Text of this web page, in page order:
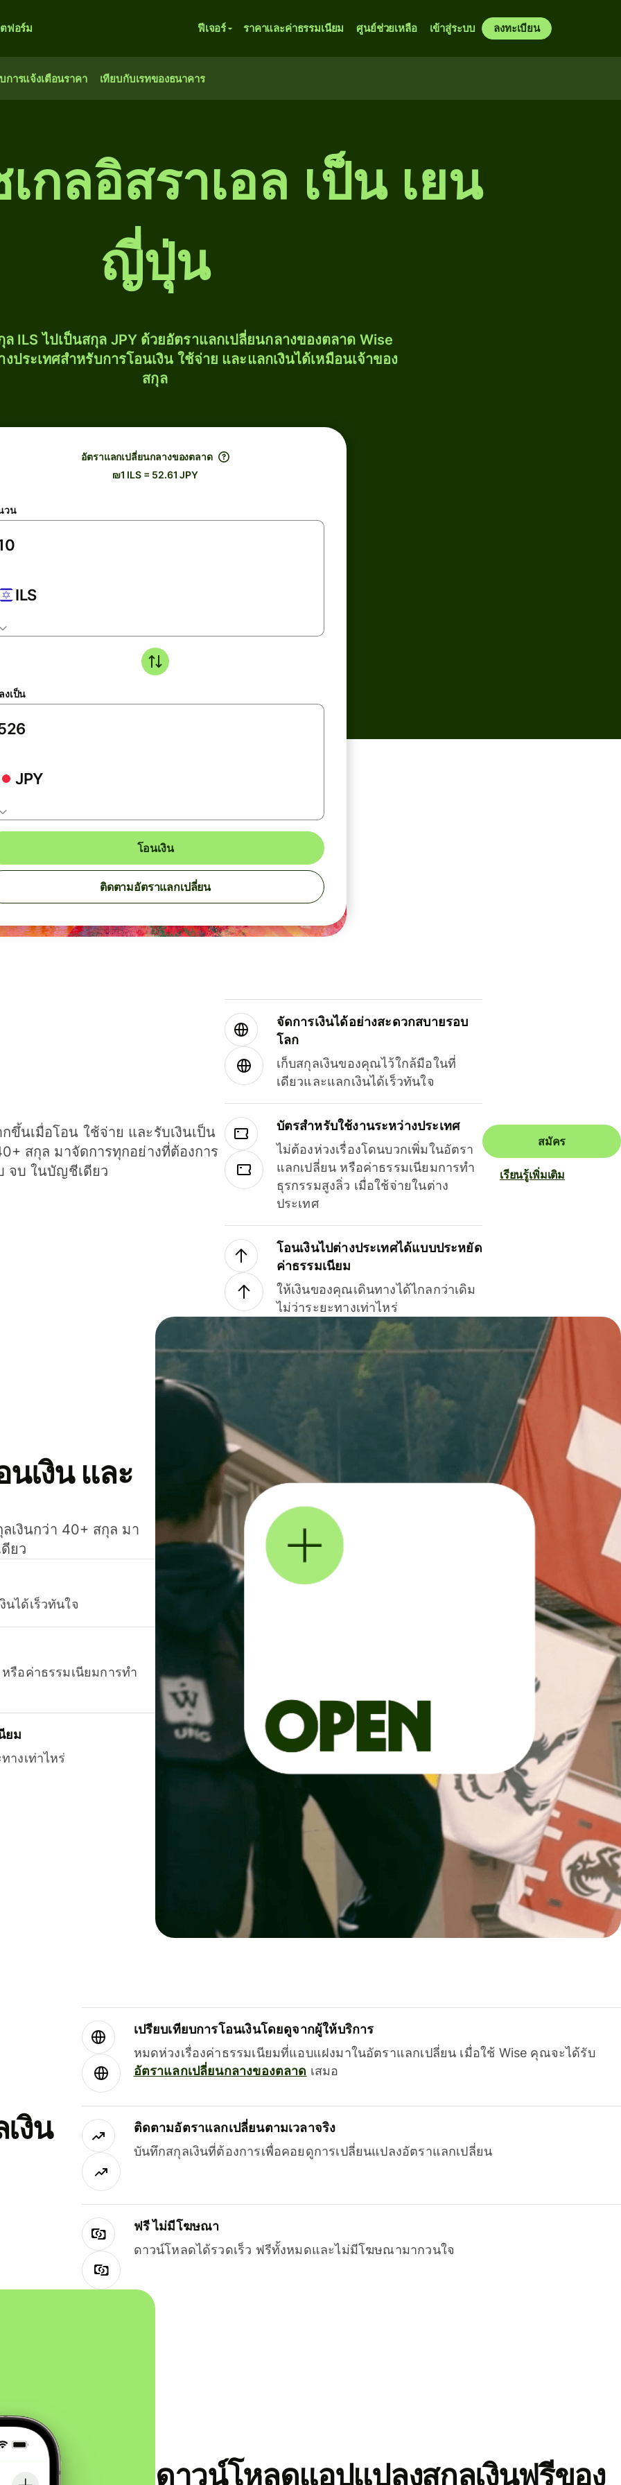
ฟอร์ม ฟีเจอร์ ราคาและค่าธรรมเนียม ศูนย์ช่วยเหลือ เข้าสู่ระบบ ลงทะเบียน
การแจ้งเตือนราคา เทียบกับเรทของธนาคาร
กลอิสราเอล เป็น เยน
ญี่ปุ่น
ล ILS ไปเป็นสกุล JPY ด้วยอัตราแลกเปลี่ยนกลางของตลาด Wise
ประเทศสำหรับการโอนเงิน ใช้จ่าย และแลกเงินได้เหมือนเจ้าของ
สกุล
อัตราแลกเปลี่ยนกลางของตลาด
₪1 ILS = 52.61 JPY
วน
ILS
งเป็น
JPY
โอนเงิน
ติดตามอัตราแลกเปลี่ยน
ขึ้นเมื่อโอน ใช้จ่าย และรับเงินเป็น
สกุล มาจัดการทุกอย่างที่ต้องการ
จบ ในบัญชีเดียว
จัดการเงินได้อย่างสะดวกสบายรอบ
โลก
เก็บสกุลเงินของคุณไว้ใกล้มือในที่
เดียวและแลกเงินได้เร็วทันใจ
บัตรสำหรับใช้งานระหว่างประเทศ
ไม่ต้องห่วงเรื่องโดนบวกเพิ่มในอัตรา
แลกเปลี่ยน หรือค่าธรรมเนียมการทำ
ธุรกรรมสูงลิ่ว เมื่อใช้จ่ายในต่าง
ประเทศ
โอนเงินไปต่างประเทศได้แบบประหยัด
ค่าธรรมเนียม
ให้เงินของคุณเดินทางได้ไกลกว่าเดิม
ไม่ว่าระยะทางเท่าไหร่
สมัคร
เรียนรู้เพิ่มเติม
เงิน และ
เงินกว่า 40+ สกุล มา
ยว
นได้เร็วทันใจ
รือค่าธรรมเนียมการทำ
ยม
างเท่าไหร่
งิน
เปรียบเทียบการโอนเงินโดยดูจากผู้ให้บริการ
หมดห่วงเรื่องค่าธรรมเนียมที่แอบแฝงมาในอัตราแลกเปลี่ยน เมื่อใช้ Wise คุณจะได้รับ
อัตราแลกเปลี่ยนกลางของตลาด เสมอ
ติดตามอัตราแลกเปลี่ยนตามเวลาจริง
บันทึกสกุลเงินที่ต้องการเพื่อคอยดูการเปลี่ยนแปลงอัตราแลกเปลี่ยน
ฟรี ไม่มีโฆษณา
ดาวน์โหลดได้รวดเร็ว ฟรีทั้งหมดและไม่มีโฆษณามากวนใจ
ดาวน์โหลดแอปแปลงสกุลเงินฟรีของ